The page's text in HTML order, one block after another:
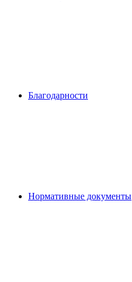
Благодарности
Нормативные документы